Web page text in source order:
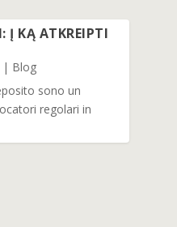
Į KĄ ATKREIPTI
| Blog
sono un
regolari in